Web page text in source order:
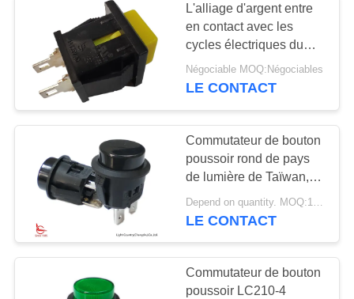
VISITE
D'USINE
CONTRÔLE
DE
QUALITÉ
CONTACTEZ-
NOUS
NOUVELLES
Thermostat de
remise manuelle
20
interrupteur ksd301
thermique
59
L'alliage d'argent entre
en contact avec les
cycles électriques du
commutateur P13-2
10000 de bouton
Négociable MOQ:Négociables
LE CONTACT
Commutateur de bouton
poussoir rond de pays
de lumière de Taïwan,
LC210, Φ20, MARCHE-
ARRÊT, noir, 10A/16A
LE CONTACT
Commutateur de bouton
poussoir LC210-4